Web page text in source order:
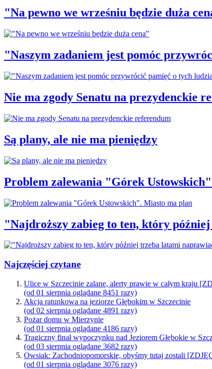
"Na pewno we wrześniu będzie duża
"Naszym zadaniem jest pomóc
Nie ma zgody Senatu na prezydenckie
Są plany, ale nie ma pieniędzy
Problem zalewania "Górek
"Najdroższy zabieg to ten, który
Najczęściej czytane
Ulice w Szczecinie zalane, alerty prawie w całym kraju
(od 01 sierpnia oglądane 8451 razy)
Akcja ratunkowa na jeziorze Głębokim w Szczecinie
(od 02 sierpnia oglądane 4891 razy)
Pożar domu w Mierzynie
(od 01 sierpnia oglądane 4186 razy)
Tragiczny finał wypoczynku nad Jeziorem Głębokie w
(od 03 sierpnia oglądane 3682 razy)
Owsiak: Zachodniopomorskie, obyśmy tutaj zostali
(od 01 sierpnia oglądane 3076 razy)